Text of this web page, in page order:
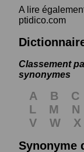
A lire
ptidico.com
Classement
synonymes
A B C
L
M N
V
W X
Synonyme